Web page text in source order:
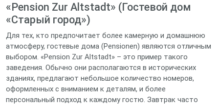
«Pension Zur Altstadt» (Гостевой дом
«Старый город»)
Для тех, кто предпочитает более камерную и домашнюю
атмосферу, гостевые дома (Pensionen) являются отличным
выбором. «Pension Zur Altstadt» – это пример такого
заведения. Обычно они располагаются в исторических
зданиях, предлагают небольшое количество номеров,
оформленных с вниманием к деталям, и более
персональный подход к каждому гостю. Завтрак часто